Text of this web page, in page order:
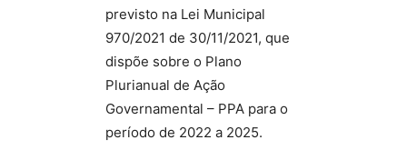
previsto na Lei Municipal
970/2021 de 30/11/2021, que
dispõe sobre o Plano
Plurianual de Ação
Governamental – PPA para o
período de 2022 a 2025.